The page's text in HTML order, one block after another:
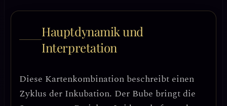
Hauptdynamik und
Interpretation
Diese Kartenkombination beschreibt einen
Zyklus der Inkubation. Der Bube bringt die